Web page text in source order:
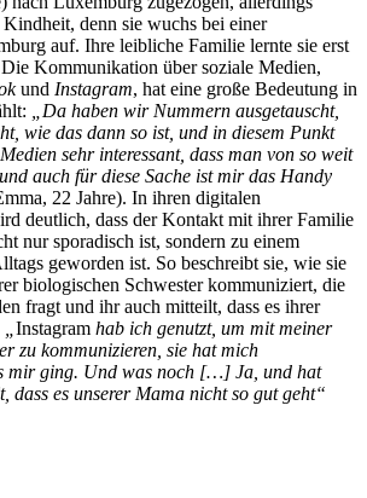
denn sie wuchs bei einer
auf. Ihre leibliche Familie lernte sie erst
Kommunikation über soziale Medien,
und Instagram, hat eine große Bedeutung in
„Da haben wir Nummern ausgetauscht,
wie das dann so ist, und in diesem Punkt
sehr interessant, dass man von so weit
auch für diese Sache ist mir das Handy
22 Jahre). In ihren digitalen
deutlich, dass der Kontakt mit ihrer Familie
nur sporadisch ist, sondern zu einem
geworden ist. So beschreibt sie, wie sie
biologischen Schwester kommuniziert, die
fragt und ihr auch mitteilt, dass es ihrer
Instagram hab ich genutzt, um mit meiner
zu kommunizieren, sie hat mich
mir ging. Und was noch […] Ja, und hat
dass es unserer Mama nicht so gut geht“